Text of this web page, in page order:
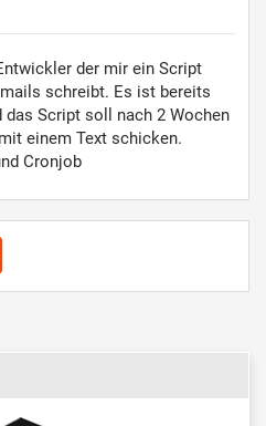
der mir ein Script
schreibt. Es ist bereits
das Script soll nach 2 Wochen
einem Text schicken.
Cronjob